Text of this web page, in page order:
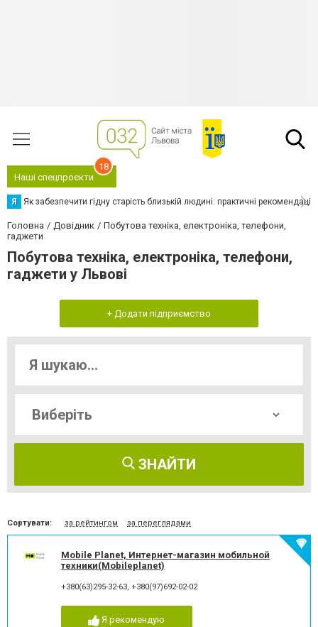
Наші спецпроєкти
18
Я Як забезпечити гідну старість близькій людині: практичні рекомендації
Головна Довідник
Побутова техніка, електроніка, телефони,
гаджети
Побутова техніка, електроніка, телефони,
гаджети у Львові
+ Додати підприємство
ЗНАЙТИ
Сортувати: за рейтингом за переглядами
Mobile Planet, Интернет-магазин мобильной
техники(Mobileplanet)
+380(63)295-32-63, +380(97)692-02-02
Я рекомендую